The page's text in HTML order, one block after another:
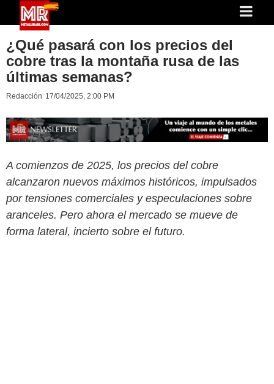
¿Qué pasará con los precios del
cobre tras la montaña rusa de las
últimas semanas?
Redacción 17/04/2025, 2:00 PM
A comienzos de 2025, los precios del cobre
alcanzaron nuevos máximos históricos, impulsados
por tensiones comerciales y especulaciones sobre
aranceles. Pero ahora el mercado se mueve de
forma lateral, incierto sobre el futuro.